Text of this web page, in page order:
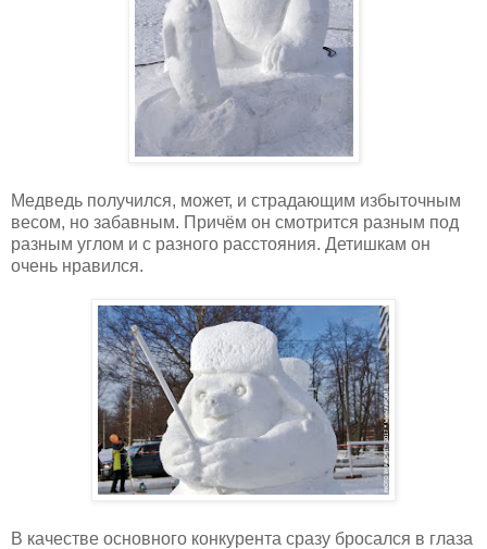
Медведь получился, может, и страдающим избыточным
весом, но забавным. Причём он смотрится разным под
разным углом и с разного расстояния. Детишкам он
очень нравился.
В качестве основного конкурента сразу бросался в глаза